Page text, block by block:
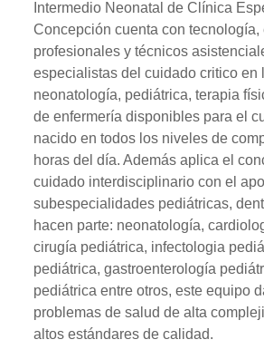
Intermedio Neonatal de Clínica
Concepción cuenta con tecnología,
profesionales y técnicos
especialistas del cuidado critico en
neonatología, pediátrica, terapia
de enfermería disponibles para el
nacido en todos los niveles de
horas del día. Además aplica el
cuidado interdisciplinario con el
subespecialidades pediátricas,
hacen parte: neonatología,
cirugía pediátrica, infectologia
pediátrica, gastroenterología
pediátrica entre otros, este equipo
problemas de salud de alta
altos estándares de calidad.